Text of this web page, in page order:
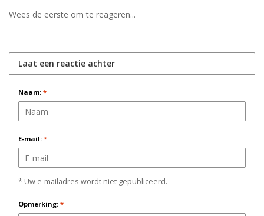
Wees de eerste om te reageren...
Laat een reactie achter
Naam: *
E-mail: *
* Uw e-mailadres wordt niet gepubliceerd.
Opmerking: *